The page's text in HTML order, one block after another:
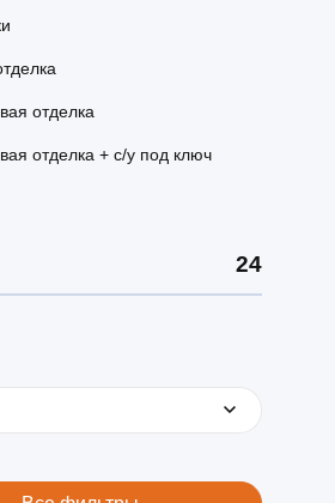
отделка
отделка + с/у под ключ